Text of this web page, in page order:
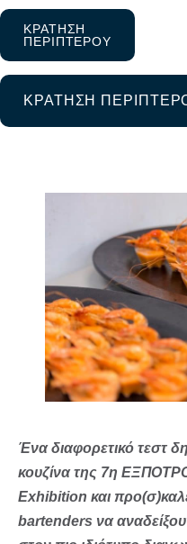
ΚΡΑΤΗΣΗ
ΠΕΡΙΠΤΕΡΟΥ
ΚΡΑΤΗΣΗ
Ένα διαφορετικό τεστ
κουζίνα της 7η
Exhibition και
bartenders να